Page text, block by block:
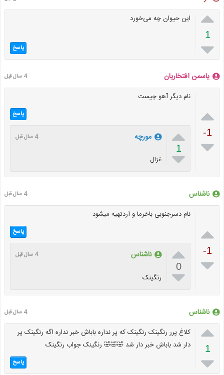

1

این حیوان چه می‌خورد
پاسخ
یاسمن افتخاریان 4 سال قبل

-1

نام دیگر آهو چیست
پاسخ

1

مورچه 4 سال قبل
غزال
ناشناس 4 سال قبل

-1

نام دسرجنوبی باخرما و آردتهیه میشود
پاسخ

0

ناشناس 4 سال قبل
رنگینک
ناشناس 4 سال قبل

1

کلاغ پرر رنگینک رنگینک که پر نداره باباش خبر نداره اگه رنگینک پر
دار شد باباش خبر دار شد 🤣🤣🤣 رنگینک جواب رنگینک
پاسخ